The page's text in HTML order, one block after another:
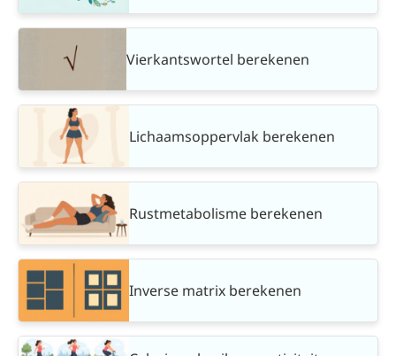
Vierkantswortel berekenen
Lichaamsoppervlak berekenen
Rustmetabolisme berekenen
Inverse matrix berekenen